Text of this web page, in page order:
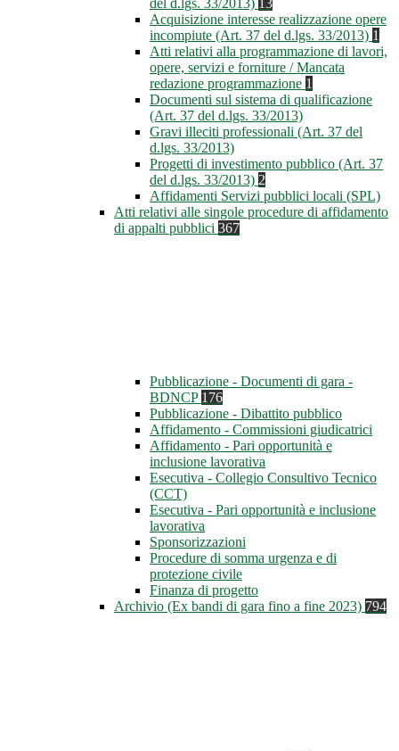
del d.lgs. 33/2013) 13
Acquisizione interesse realizzazione opere
incompiute (Art. 37 del d.lgs. 33/2013) 1
Atti relativi alla programmazione di lavori,
opere, servizi e forniture / Mancata
redazione programmazione 1
Documenti sul sistema di qualificazione
(Art. 37 del d.lgs. 33/2013)
Gravi illeciti professionali (Art. 37 del
d.lgs. 33/2013)
Progetti di investimento pubblico (Art. 37
del d.lgs. 33/2013) 2
Affidamenti Servizi pubblici locali (SPL)
Atti relativi alle singole procedure di affidamento
di appalti pubblici 367
Pubblicazione - Documenti di gara -
BDNCP 176
Pubblicazione - Dibattito pubblico
Affidamento - Commissioni giudicatrici
Affidamento - Pari opportunità e
inclusione lavorativa
Esecutiva - Collegio Consultivo Tecnico
(CCT)
Esecutiva - Pari opportunità e inclusione
lavorativa
Sponsorizzazioni
Procedure di somma urgenza e di
protezione civile
Finanza di progetto
Archivio (Ex bandi di gara fino a fine 2023) 794